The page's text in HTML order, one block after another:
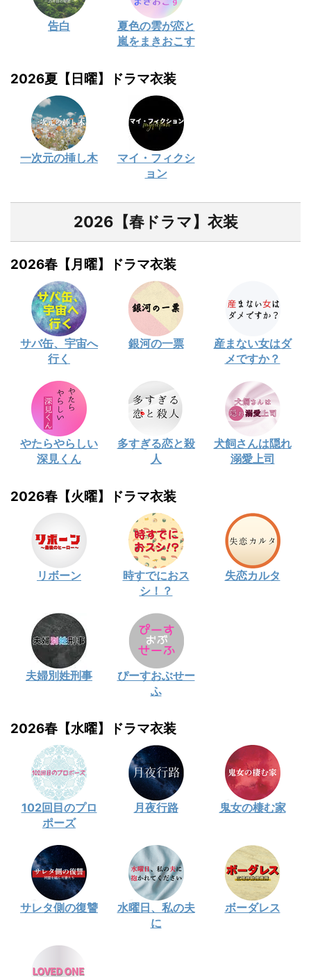
告白
夏色の雲が恋と
嵐をまきおこす
2026夏【日曜】ドラマ衣装
一次元の挿し木
マイ・フィクシ
ョン
2026【春ドラマ】衣装
2026春【月曜】ドラマ衣装
サバ缶、宇宙へ
行く
銀河の一票
産まない女はダ
メですか？
やたらやらしい
深見くん
多すぎる恋と殺
人
犬飼さんは隠れ
溺愛上司
2026春【火曜】ドラマ衣装
リボーン
時すでにおス
シ！？
失恋カルタ
夫婦別姓刑事
ぴーすおぶせー
ふ
2026春【水曜】ドラマ衣装
102回目のプロ
ポーズ
月夜行路 鬼女の棲む家
サレタ側の復讐
水曜日、私の夫
に
ボーダレス